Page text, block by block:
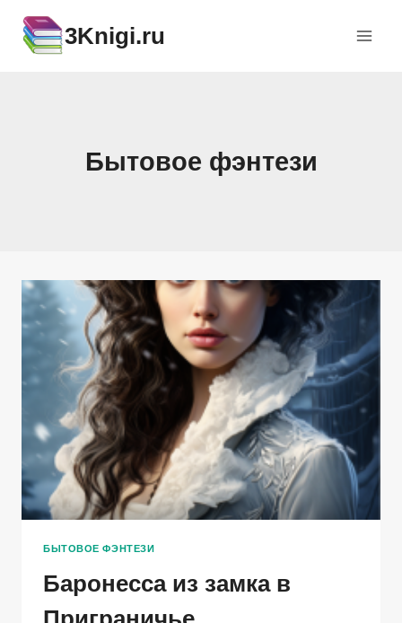
содержимому
3Knigi.ru
Бытовое фэнтези
БЫТОВОЕ ФЭНТЕЗИ
Баронесса из замка в